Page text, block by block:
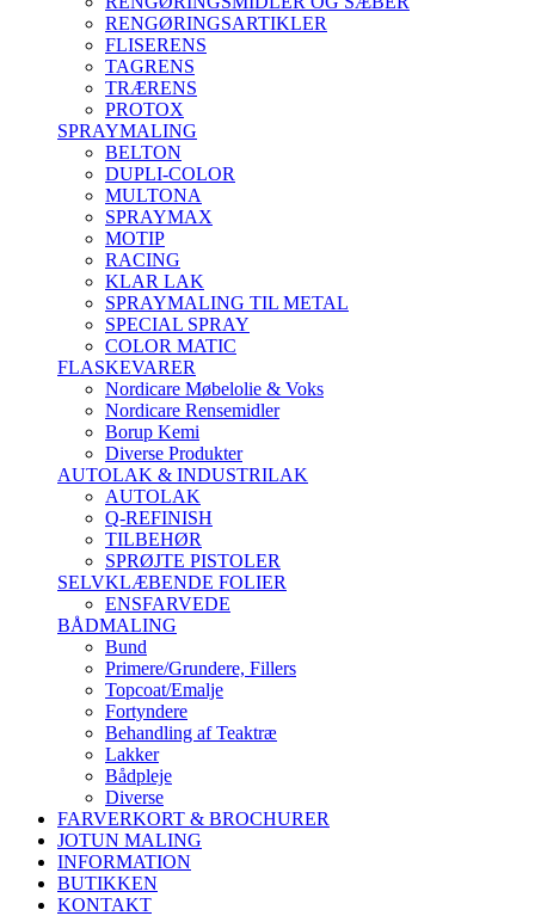
RENGØRINGSARTIKLER
FLISERENS
TAGRENS
TRÆRENS
PROTOX
SPRAYMALING
BELTON
DUPLI-COLOR
MULTONA
SPRAYMAX
MOTIP
RACING
KLAR LAK
SPRAYMALING TIL METAL
SPECIAL SPRAY
COLOR MATIC
FLASKEVARER
Nordicare Møbelolie & Voks
Nordicare Rensemidler
Borup Kemi
Diverse Produkter
AUTOLAK & INDUSTRILAK
AUTOLAK
Q-REFINISH
TILBEHØR
SPRØJTE PISTOLER
SELVKLÆBENDE FOLIER
ENSFARVEDE
BÅDMALING
Bund
Primere/Grundere, Fillers
Topcoat/Emalje
Fortyndere
Behandling af Teaktræ
Lakker
Bådpleje
Diverse
FARVERKORT & BROCHURER
JOTUN MALING
INFORMATION
BUTIKKEN
KONTAKT